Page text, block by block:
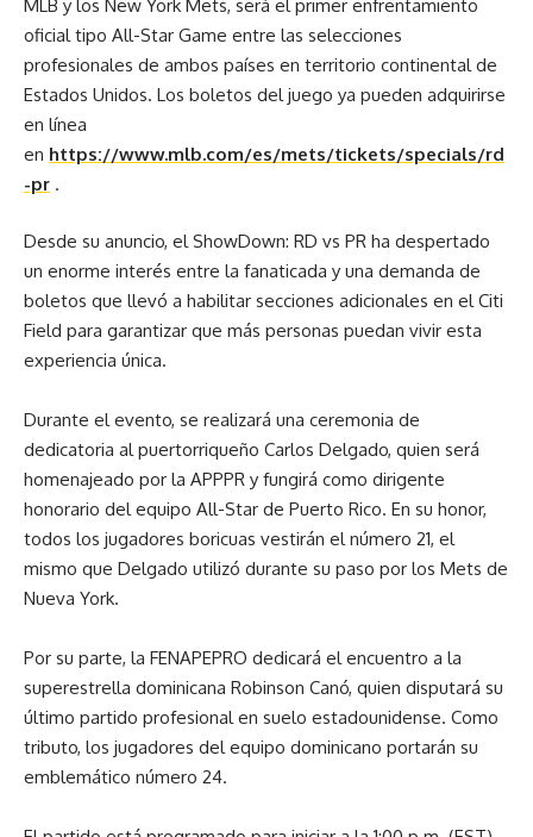
MLB y los New York Mets, será el primer enfrentamiento
oficial tipo All-Star Game entre las selecciones
profesionales de ambos países en territorio continental de
Estados Unidos. Los boletos del juego ya pueden adquirirse
en línea
en https://www.mlb.com/es/mets/tickets/specials/rd
-pr .
Desde su anuncio, el ShowDown: RD vs PR ha despertado
un enorme interés entre la fanaticada y una demanda de
boletos que llevó a habilitar secciones adicionales en el Citi
Field para garantizar que más personas puedan vivir esta
experiencia única.
Durante el evento, se realizará una ceremonia de
dedicatoria al puertorriqueño Carlos Delgado, quien será
homenajeado por la APPPR y fungirá como dirigente
honorario del equipo All-Star de Puerto Rico. En su honor,
todos los jugadores boricuas vestirán el número 21, el
mismo que Delgado utilizó durante su paso por los Mets de
Nueva York.
Por su parte, la FENAPEPRO dedicará el encuentro a la
superestrella dominicana Robinson Canó, quien disputará su
último partido profesional en suelo estadounidense. Como
tributo, los jugadores del equipo dominicano portarán su
emblemático número 24.